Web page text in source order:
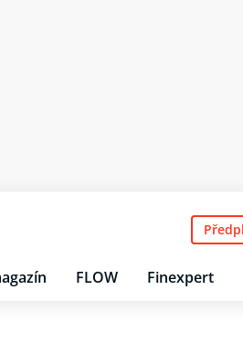
FLOW Finexpert